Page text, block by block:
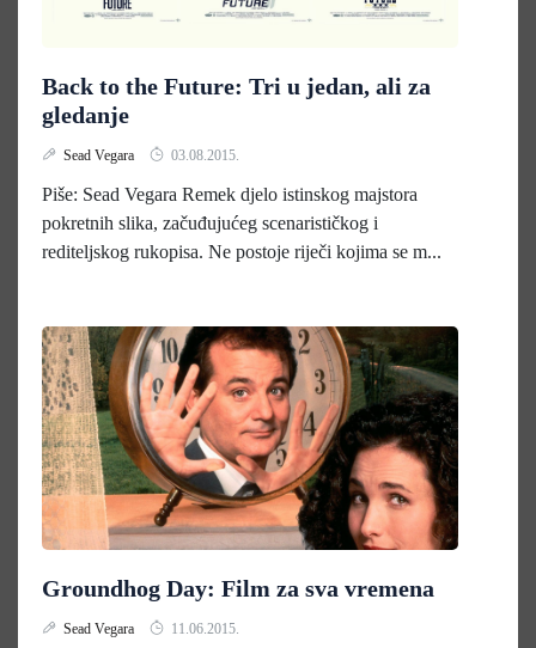
Back to the Future: Tri u jedan, ali za
gledanje
Sead Vegara 03.08.2015.
Piše: Sead Vegara Remek djelo istinskog majstora
pokretnih slika, začuđujućeg scenarističkog i
rediteljskog rukopisa. Ne postoje riječi kojima se m...
Groundhog Day: Film za sva vremena
Sead Vegara 11.06.2015.